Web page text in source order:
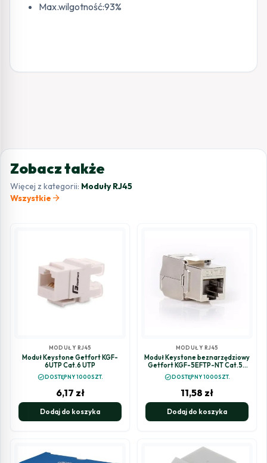
Max.wilgotność:93%
Zobacz także
Więcej z kategorii: Moduły RJ45
Wszystkie arrow_forward
MODUŁY RJ45
Moduł Keystone Getfort KGF-
6UTP Cat.6 UTP
check_circleDOSTĘPNY 1000SZT.
6,17 zł
Dodaj do koszyka
MODUŁY RJ45
Moduł Keystone beznarzędziowy
Getfort KGF-5EFTP-NT Cat.5E
FTP
check_circleDOSTĘPNY 1000SZT.
11,58 zł
Dodaj do koszyka